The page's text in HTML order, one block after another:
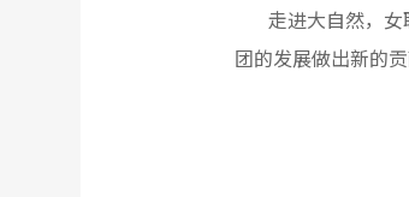
走进大自然，
团的发展做出新的贡